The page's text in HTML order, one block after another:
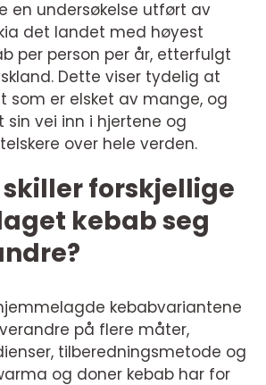
en undersøkelse utført av
det landet med høyest
per person per år, etterfulgt
Dette viser tydelig at
som er elsket av mange, og
sin vei inn i hjertene og
over hele verden.
forskjellige
kebab seg
kebabvariantene
på flere måter,
tilberedningsmetode og
og doner kebab har for